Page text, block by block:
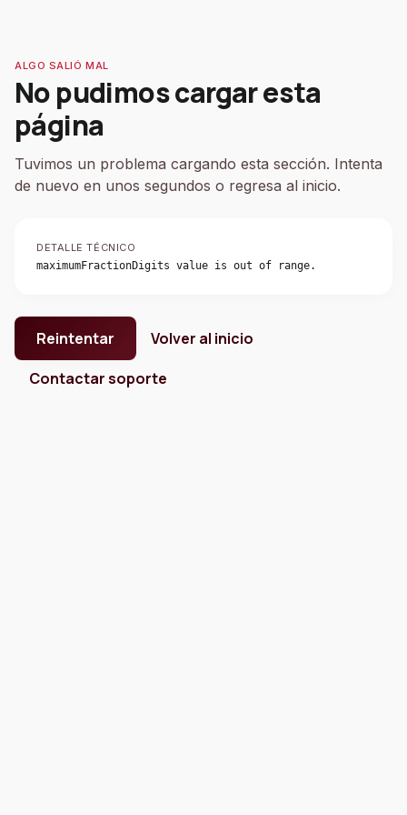
ALGO SALIÓ MAL
No pudimos cargar esta
página
Tuvimos un problema cargando esta sección. Intenta
de nuevo en unos segundos o regresa al inicio.
DETALLE TÉCNICO
maximumFractionDigits value is out of range.
Reintentar
Volver al inicio
Contactar soporte